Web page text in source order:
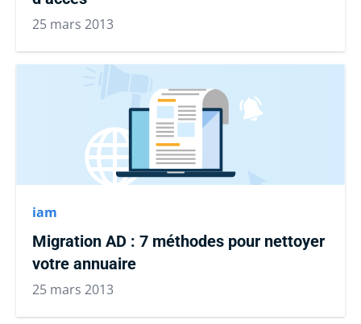
25 mars 2013
iam
Migration AD : 7 méthodes pour nettoyer
votre annuaire
25 mars 2013